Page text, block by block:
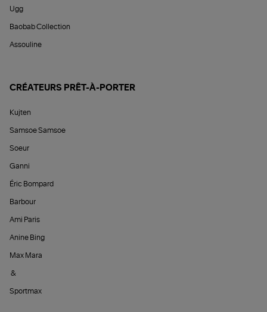
Ugg
Baobab Collection
Assouline
CRÉATEURS PRÊT-À-PORTER
Kujten
Samsoe Samsoe
Soeur
Ganni
Éric Bompard
Barbour
Ami Paris
Anine Bing
Max Mara
&
Sportmax